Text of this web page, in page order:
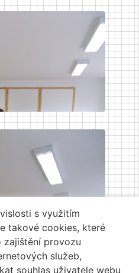
s využitím
takové cookies, které
zajištění provozu
služeb,
souhlas uživatele webu